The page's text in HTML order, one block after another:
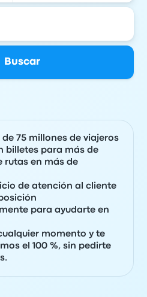
Buscar
de 75 millones de viajeros
billetes para más de
rutas en más de
de atención al cliente
para ayudarte en
momento y te
el 100 %, sin pedirte